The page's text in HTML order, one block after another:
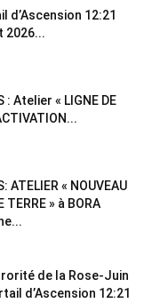
d’Ascension 12:21
2026...
: Atelier « LIGNE DE
ATELIER « NOUVEAU
TERRE » à BORA
de la Rose-Juin
d’Ascension 12:21